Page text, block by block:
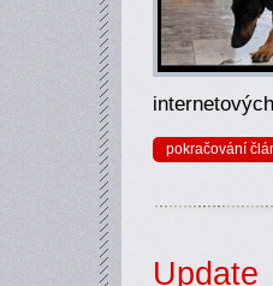
pokračování
Update